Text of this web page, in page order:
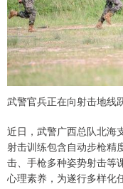
武警官兵正在向射击地线
近日，武警广西总队北海
射击训练包含自动步枪精
击、手枪多种姿势射击等
心理素养，为遂行多样化